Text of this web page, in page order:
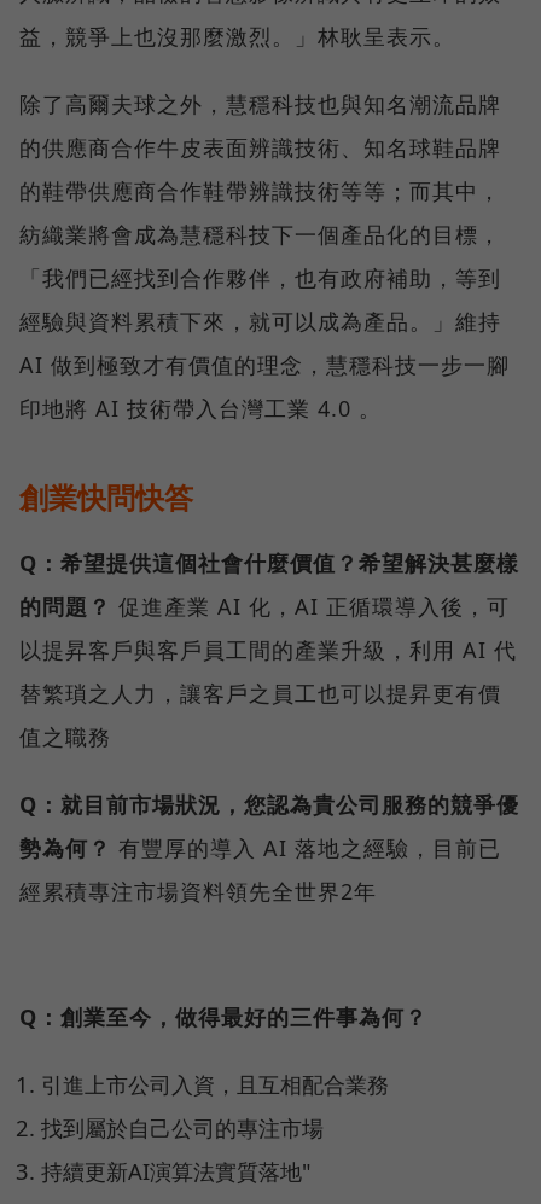
益，競爭上也沒那麼激烈。」林耿呈表示。
除了高爾夫球之外，慧穩科技也與知名潮流品牌
的供應商合作牛皮表面辨識技術、知名球鞋品牌
的鞋帶供應商合作鞋帶辨識技術等等；而其中，
紡織業將會成為慧穩科技下一個產品化的目標，
「我們已經找到合作夥伴，也有政府補助，等到
經驗與資料累積下來，就可以成為產品。」維持
AI 做到極致才有價值的理念，慧穩科技一步一腳
印地將 AI 技術帶入台灣工業 4.0 。
創業快問快答
Q：希望提供這個社會什麼價值？希望解決甚麼樣
的問題？ 促進產業 AI 化，AI 正循環導入後，可
以提昇客戶與客戶員工間的產業升級，利用 AI 代
替繁瑣之人力，讓客戶之員工也可以提昇更有價
值之職務
Q：就目前市場狀況，您認為貴公司服務的競爭優
勢為何？ 有豐厚的導入 AI 落地之經驗，目前已
經累積專注市場資料領先全世界2年
Q：創業至今，做得最好的三件事為何？
引進上市公司入資，且互相配合業務
找到屬於自己公司的專注市場
持續更新AI演算法實質落地"